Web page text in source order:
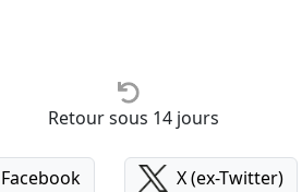
Retour sous 14 jours
Facebook X (ex-Twitter)